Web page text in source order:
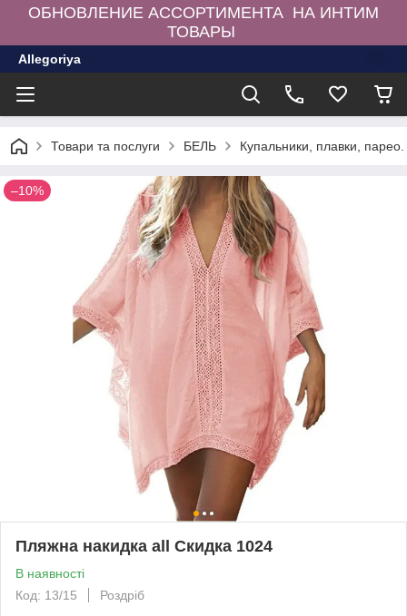
ОБНОВЛЕНИЕ АССОРТИМЕНТА НА ИНТИМ
ТОВАРЫ
Allegoriya
Товари та послуги БЕЛЬ Купальники, плавки, парео.
–10%
Пляжна накидка all Скидка 1024
В наявності
Код: 13/15
Роздріб